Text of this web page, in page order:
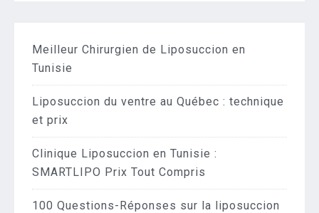
Meilleur Chirurgien de Liposuccion en
Tunisie
Liposuccion du ventre au Québec : technique
et prix
Clinique Liposuccion en Tunisie :
SMARTLIPO Prix Tout Compris
100 Questions-Réponses sur la liposuccion